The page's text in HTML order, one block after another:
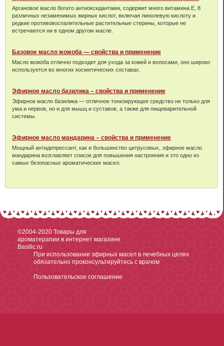
Аргановое масло богато антиоксидантами, содержит много витамина Е, 8
различных незаменимых жирных кислот, включая линолевую кислоту и
редкие противовоспалительные растительные стерины, которые не
встречаются ни в одном другом масле.
Базовое масло жожоба — свойства и применение
Масло жожоба отлично подходит для ухода за кожей и волосами, оно широко
используется во многих косметических составах.
Эфирное масло базилика – свойства и применение
Эфирное масло базилика — отличное тонизирующее средство не только для
ума и нервов, но и для мышц и суставов, а также для пищеварительной
системы.
Эфирное масло мандарина – свойства и применение
Мощный антидепрессант, как и большинство цитрусовых, эфирное масло
мандарина возглавляет список для повышения настроения и это одно из
самых безопасных ароматических масел.
©2004-2020 Товары для
ароматерапии в интернет магазине
Basilic.ru
При использовании эфирных масел в лечебных целях
обязательно проконсультируйтесь с врачом
Пользовательское соглашение